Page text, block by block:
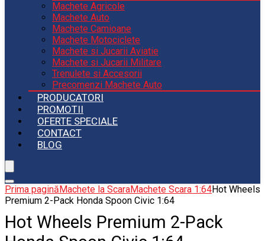
Machete Agricole
Machete Auto
Machete Camioane
Machete Motociclete
Machete si Jucarii Aviatie
Machete si Jucarii Militare
Trenulete si Accesorii
Precomenzi Machete Auto
PRODUCATORI
PROMOTII
OFERTE SPECIALE
CONTACT
BLOG
Prima paginăMachete la ScaraMachete Scara 1:64Hot Wheels
Premium 2-Pack Honda Spoon Civic 1:64
Hot Wheels Premium 2-Pack